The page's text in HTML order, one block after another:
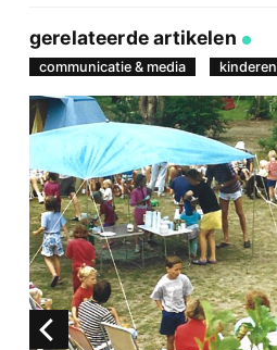
gerelateerde artikelen
communicatie & media kinderen